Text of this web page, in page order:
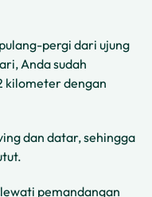
pergi dari ujung
Anda sudah
kilometer dengan
dan datar, sehingga
pemandangan